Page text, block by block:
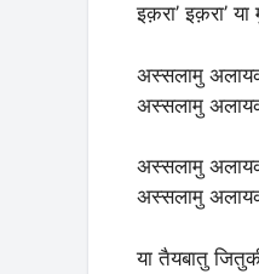
इक़रा’ इक़रा’ या
अस्सलामु
अस्सलामु
अस्सलामु
अस्सलामु
या तैयबातु